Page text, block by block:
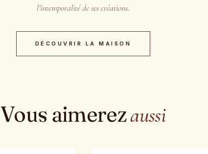
l’intemporalité de ses créations.
DÉCOUVRIR LA MAISON
Vous aimerezaussi